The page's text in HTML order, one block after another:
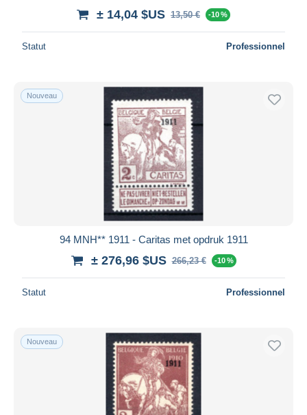
± 14,04 $US 13,50 € -10 %
Statut Professionnel
Nouveau
94 MNH** 1911 - Caritas met opdruk 1911
± 276,96 $US 266,23 € -10 %
Statut Professionnel
Nouveau